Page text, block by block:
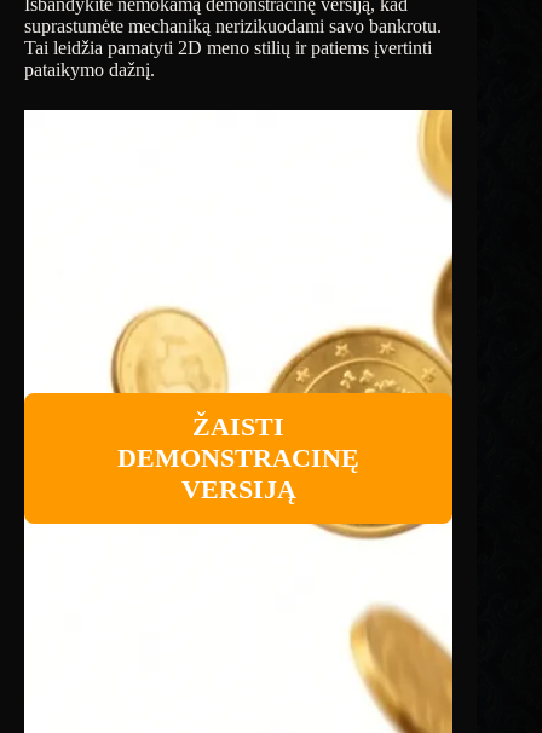
suprastumėte mechaniką nerizikuodami savo bankrotu.
Tai leidžia pamatyti 2D meno stilių ir patiems įvertinti
pataikymo dažnį.
ŽAISTI
DEMONSTRACINĘ
VERSIJĄ